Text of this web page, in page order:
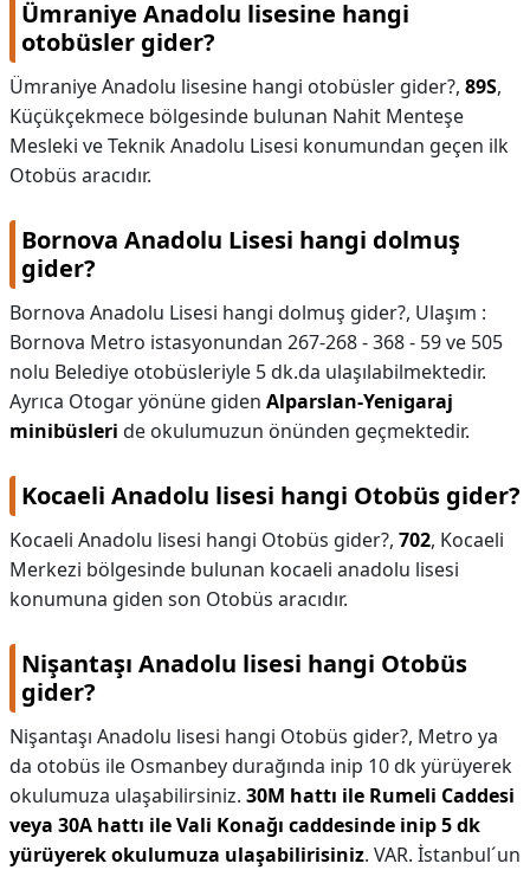
Ümraniye Anadolu lisesine hangi
otobüsler gider?
Ümraniye Anadolu lisesine hangi otobüsler gider?, 89S,
Küçükçekmece bölgesinde bulunan Nahit Menteşe
Mesleki ve Teknik Anadolu Lisesi konumundan geçen ilk
Otobüs aracıdır.
Bornova Anadolu Lisesi hangi dolmuş
gider?
Bornova Anadolu Lisesi hangi dolmuş gider?, Ulaşım :
Bornova Metro istasyonundan 267-268 - 368 - 59 ve 505
nolu Belediye otobüsleriyle 5 dk.da ulaşılabilmektedir.
Ayrıca Otogar yönüne giden Alparslan-Yenigaraj
minibüsleri de okulumuzun önünden geçmektedir.
Kocaeli Anadolu lisesi hangi Otobüs gider?
Kocaeli Anadolu lisesi hangi Otobüs gider?, 702, Kocaeli
Merkezi bölgesinde bulunan kocaeli anadolu lisesi
konumuna giden son Otobüs aracıdır.
Nişantaşı Anadolu lisesi hangi Otobüs
gider?
Nişantaşı Anadolu lisesi hangi Otobüs gider?, Metro ya
da otobüs ile Osmanbey durağında inip 10 dk yürüyerek
okulumuza ulaşabilirsiniz. 30M hattı ile Rumeli Caddesi
veya 30A hattı ile Vali Konağı caddesinde inip 5 dk
yürüyerek okulumuza ulaşabilirisiniz. VAR. İstanbul´un